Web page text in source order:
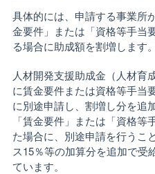
具体的には、申請する事業所
金要件」または「資格等手当
る場合に助成額を割増します。
人材開発支援助成金（人材育
に賃金要件または資格等手当
に別途申請し、割増し分を追
「賃金要件」または「資格
た場合に、別途申請を行うこ
ス15％等の加算分を追加で受
ています。